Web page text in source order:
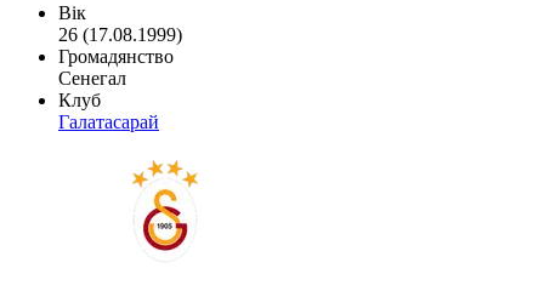
Вік
26 (17.08.1999)
Громадянство
Сенегал
Клуб
Галатасарай